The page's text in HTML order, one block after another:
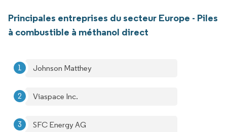
Principales entreprises du secteur Europe - Piles
à combustible à méthanol direct
Johnson Matthey
Viaspace Inc.
SFC Energy AG